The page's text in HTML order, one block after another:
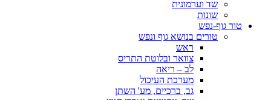
שד וערמונית
שונות
טור גוף-נפש
טורים בנושא גוף ונפש
ראש
צוואר ובלוטת התריס
לב – ריאה
מערכת העיכול
גב, ברכיים, מע' השתן